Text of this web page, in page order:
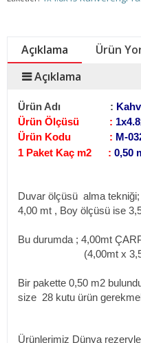
Açıklama
Ürün
Açıklama
Ürün Adı :
Ürün Ölçüsü :
Ürün Kodu : M-
1 Paket Kaç m2 : 0,50
Duvar ölçüsü alma tekniği;
4,00 mt , Boy ölçüsü ise
Bu durumda ; 4,00mt
(4,00mt x 3,50
Bir pakette 0,50 m2
size 28 kutu ürün
Ürünlerimiz Dünya